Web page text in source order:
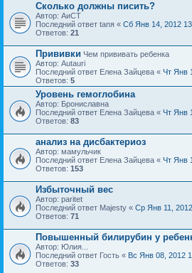
Сколько должны писить?
Автор: АиСТ
Последний ответ tanя « Сб Янв 14, 2012
Ответов: 21
Прививки Чем прививать ребенка
Автор: Autauri
Последний ответ Елена Зайцева « Чт Янв
Ответов: 5
Уровень гемоглобина
Автор: Брониславна
Последний ответ Елена Зайцева « Чт Янв
Ответов: 83
анализ на дисбактериоз
Автор: мамульчик
Последний ответ Елена Зайцева « Чт Янв
Ответов: 153
Избыточный вес
Автор: paritet
Последний ответ Majesty « Ср Янв 11,
Ответов: 71
Повышенный билирубин у
Автор: Юлия...
Последний ответ Гость « Вс Янв 08, 2012
Ответов: 33